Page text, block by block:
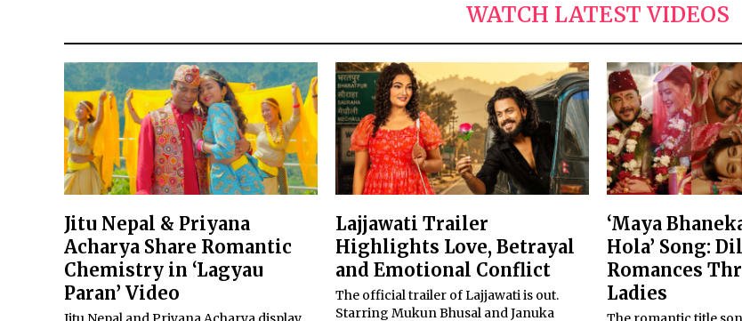
WATCH LATEST VIDEOS
Jitu Nepal & Priyana
Acharya Share Romantic
Chemistry in ‘Lagyau
Paran’ Video
Lajjawati Trailer
Highlights Love, Betrayal
and Emotional Conflict
The official trailer of Lajjawati is out.
Starring Mukun Bhusal and Januka
‘Maya
Hola’ Song:
Romances
Ladies